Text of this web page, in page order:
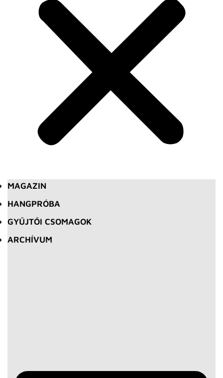
MAGAZIN
HANGPRÓBA
GYŰJTŐI CSOMAGOK
ARCHÍVUM